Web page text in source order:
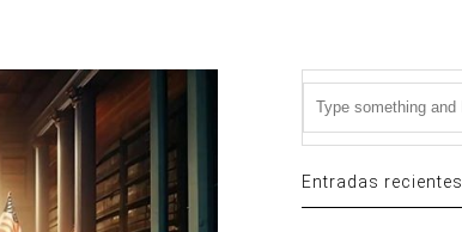
Entradas recientes